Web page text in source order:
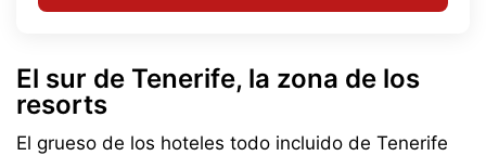
El sur de Tenerife, la zona de los
resorts
El grueso de los hoteles todo incluido de Tenerife